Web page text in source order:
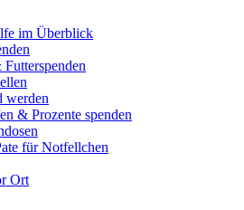
im Überblick
Futterspenden
werden
& Prozente spenden
für Notfellchen
Ort